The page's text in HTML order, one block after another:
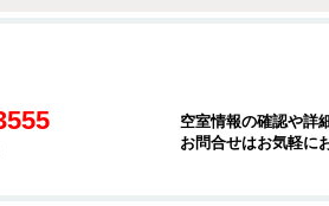
空室情報の確認や詳
お問合せはお気軽に